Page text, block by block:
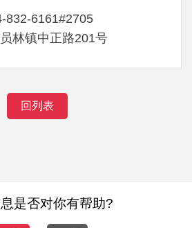
832-6161#2705
林镇中正路201号
回列表
是否对你有帮助?